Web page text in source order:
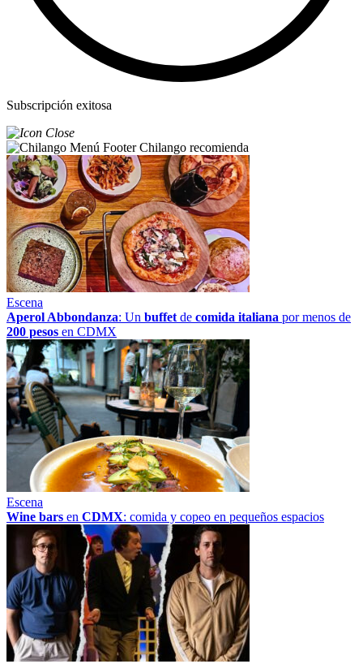
Subscripción exitosa
Chilango recomienda
Escena
Aperol Abbondanza: Un buffetde comida italiana por menos de
200 pesos en CDMX
Escena
Wine bars en CDMX: comida y copeo en pequeños espacios